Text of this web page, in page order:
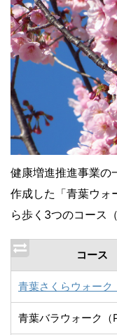
健康増進推進事業の
作成した「青葉ウォ
ら歩く3つのコース
コース
青葉さくらウォーク
青葉バラウォーク（